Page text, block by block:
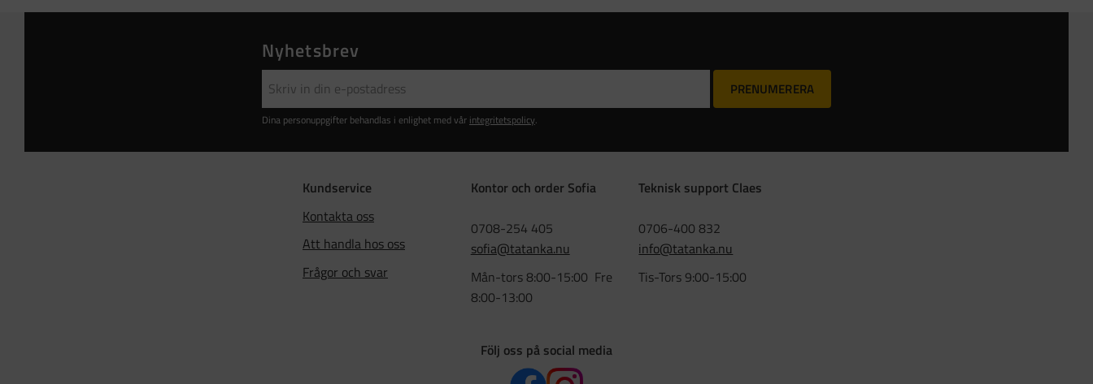
Nyhetsbrev
PRENUMERERA
Dina personuppgifter behandlas i enlighet med vår integritetspolicy.
Kundservice
Kontakta oss
Att handla hos oss
Frågor och svar
Kontor och order Sofia
0708-254 405
sofia@tatanka.nu
Mån-tors 8:00-15:00 Fre
8:00-13:00
Teknisk support Claes
0706-400 832
info@tatanka.nu
Tis-Tors 9:00-15:00
Följ oss på social media